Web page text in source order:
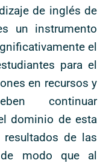
de inglés de
un instrumento
el
para el
en recursos y
continuar
dominio de esta
de las
de modo que al